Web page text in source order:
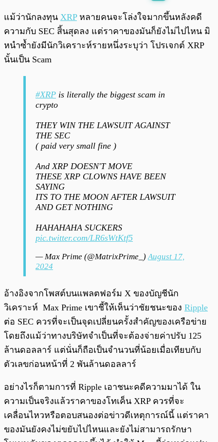
พร้อมเล่น 0:00 /0:00
แม้ว่านักลงทุน XRPหลายคนจะโล่งใจมากขึ้นหลังคดี
ความกับ SEC สิ้นสุดลง แต่ราคาของมันก็ยังไม่ไปไหน มิ
หนำซ้ำยังมีนักวิเคราะห์รายหนึ่งระบุว่า โปรเจกต์ XRP
นั้นเป็น Scam
#XRP is literally the biggest scam in
crypto
THEY WIN THE LAWSUIT AGAINST
THE SEC
( paid very small fine )
And XRP DOESN'T MOVE
THESE XRP CLOWNS HAVE BEEN
SAYING
ITS TO THE MOON AFTER LAWSUIT
AND GET NOTHING
HAHAHAHA SUCKERS
pic.twitter.com/LR6sWtKtf5
— Max Prime (@MatrixPrime_)August 17,
2024
อ้างอิงจากโพสต์บนแพลตฟอร์ม X ของบัญชีนัก
วิเคราะห์ Max Prime เขาชี้ให้เห็นว่าชัยชนะของ Ripple
ต่อ SEC ควรที่จะเป็นจุดเปลี่ยนครั้งสำคัญของเครือข่าย
โดยถึงแม้ว่าทางบริษัทจำเป็นที่จะต้องจ่ายค่าปรับ 125
ล้านดอลลาร์ แต่นั่นก็ถือเป็นจำนวนที่น้อยเมื่อเทียบกับ
ตัวเลขก่อนหน้าที่ 2 พันล้านดอลลาร์
อย่างไรก็ตามการที่ Ripple เอาชนะคดีความมาได้ ใน
ความเป็นจริงแล้วราคาของโทเค็น XRP ควรที่จะ
เคลื่อนไหวหรือตอบสนองต่อข่าวดีเหตุการณ์นี้ แต่ราคา
ของมันยังคงไม่ขยับไปไหนและยังไม่สามารถรักษา